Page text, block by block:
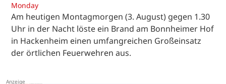
Monday
Am heutigen Montagmorgen (3. August) gegen 1.30
Uhr in der Nacht löste ein Brand am Bonnheimer Hof
in Hackenheim einen umfangreichen Großeinsatz
der örtlichen Feuerwehren aus.